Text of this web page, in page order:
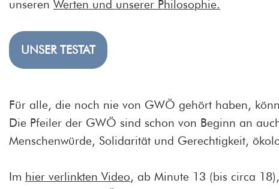
unseren Werten und unserer Philosophie.
UNSER TESTAT
Für alle, die noch nie von GWÖ gehört haben,
Die Pfeiler der GWÖ sind schon von Beginn an
Menschenwürde, Solidarität und Gerechtigkeit,
Im hier verlinkten Video, ab Minute 13 (bis circa